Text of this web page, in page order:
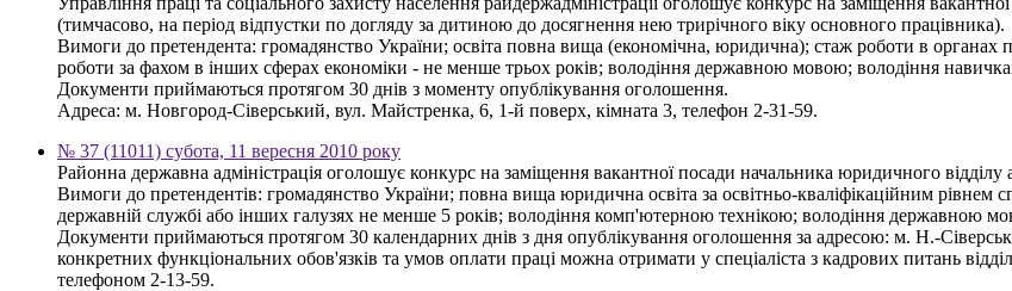
(тимчасово, на період відпустки по догляду за дитиною до досягнення нею трирічного віку основного працівника).
Вимоги до претендента: громадянство України; освіта повна вища (економічна, юридична); стаж роботи в органах
роботи за фахом в інших сферах економіки - не менше трьох років; володіння державною мовою; володіння
Документи приймаються протягом 30 днів з моменту опублікування оголошення.
Адреса: м. Новгород-Сіверський, вул. Майстренка, 6, 1-й поверх, кімната 3, телефон 2-31-59.
№ 37 (11011) субота, 11 вересня 2010 року
Районна державна адміністрація оголошує конкурс на заміщення вакантної посади начальника юридичного відділу
Вимоги до претендентів: громадянство України; повна вища юридична освіта за освітньо-кваліфікаційним рівнем
державній службі або інших галузях не менше 5 років; володіння комп'ютерною технікою; володіння державною
Документи приймаються протягом 30 календарних днів з дня опублікування оголошення за адресою: м. Н.-
конкретних функціональних обов'язків та умов оплати праці можна отримати у спеціаліста з кадрових питань
телефоном 2-13-59.